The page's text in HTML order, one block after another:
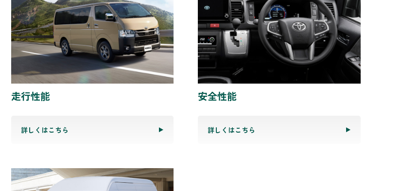
走行性能
詳しくはこちら
安全性能
詳しくはこちら